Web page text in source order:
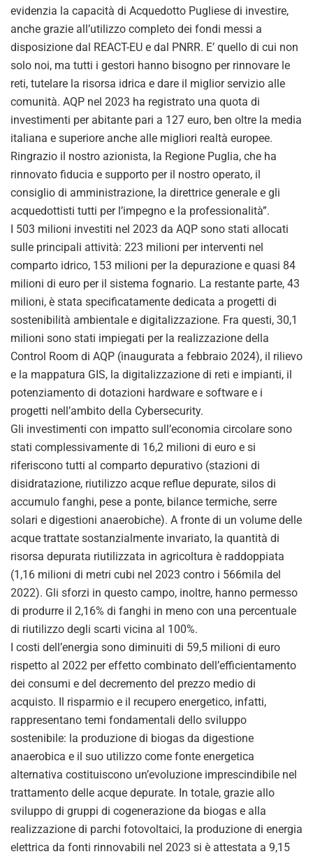
evidenzia la capacità di Acquedotto Pugliese di investire,
anche grazie all’utilizzo completo dei fondi messi a
disposizione dal REACT-EU e dal PNRR. E’ quello di cui non
solo noi, ma tutti i gestori hanno bisogno per rinnovare le
reti, tutelare la risorsa idrica e dare il miglior servizio alle
comunità. AQP nel 2023 ha registrato una quota di
investimenti per abitante pari a 127 euro, ben oltre la media
italiana e superiore anche alle migliori realtà europee.
Ringrazio il nostro azionista, la Regione Puglia, che ha
rinnovato fiducia e supporto per il nostro operato, il
consiglio di amministrazione, la direttrice generale e gli
acquedottisti tutti per l’impegno e la professionalità”.
I 503 milioni investiti nel 2023 da AQP sono stati allocati
sulle principali attività: 223 milioni per interventi nel
comparto idrico, 153 milioni per la depurazione e quasi 84
milioni di euro per il sistema fognario. La restante parte, 43
milioni, è stata specificatamente dedicata a progetti di
sostenibilità ambientale e digitalizzazione. Fra questi, 30,1
milioni sono stati impiegati per la realizzazione della
Control Room di AQP (inaugurata a febbraio 2024), il rilievo
e la mappatura GIS, la digitalizzazione di reti e impianti, il
potenziamento di dotazioni hardware e software e i
progetti nell’ambito della Cybersecurity.
Gli investimenti con impatto sull’economia circolare sono
stati complessivamente di 16,2 milioni di euro e si
riferiscono tutti al comparto depurativo (stazioni di
disidratazione, riutilizzo acque reflue depurate, silos di
accumulo fanghi, pese a ponte, bilance termiche, serre
solari e digestioni anaerobiche). A fronte di un volume delle
acque trattate sostanzialmente invariato, la quantità di
risorsa depurata riutilizzata in agricoltura è raddoppiata
(1,16 milioni di metri cubi nel 2023 contro i 566mila del
2022). Gli sforzi in questo campo, inoltre, hanno permesso
di produrre il 2,16% di fanghi in meno con una percentuale
di riutilizzo degli scarti vicina al 100%.
I costi dell’energia sono diminuiti di 59,5 milioni di euro
rispetto al 2022 per effetto combinato dell’efficientamento
dei consumi e del decremento del prezzo medio di
acquisto. Il risparmio e il recupero energetico, infatti,
rappresentano temi fondamentali dello sviluppo
sostenibile: la produzione di biogas da digestione
anaerobica e il suo utilizzo come fonte energetica
alternativa costituiscono un’evoluzione imprescindibile nel
trattamento delle acque depurate. In totale, grazie allo
sviluppo di gruppi di cogenerazione da biogas e alla
realizzazione di parchi fotovoltaici, la produzione di energia
elettrica da fonti rinnovabili nel 2023 si è attestata a 9,15